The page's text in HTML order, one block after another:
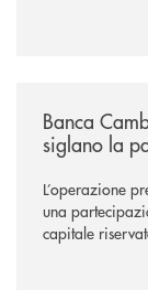
Banca
siglano la
L’operazione
una
capitale
comuni e